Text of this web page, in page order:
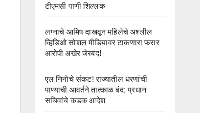
टीएमसी पाणी शिल्लक
लग्नाचे आमिष दाखवून महिलेचे अश्लील
व्हिडिओ सोशल मीडियावर टाकणारा फरार
आरोपी अखेर जेरबंद!
एल निनोचे संकट! राज्यातील धरणांची
पाण्याची आवर्तने तात्काळ बंद; प्रधान
सचिवांचे कडक आदेश